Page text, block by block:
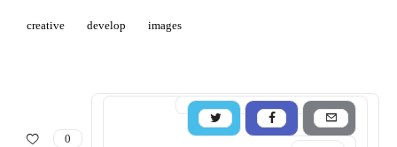
creative develop images
0